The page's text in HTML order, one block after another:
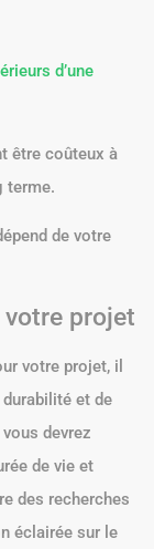
d’une
être coûteux à
terme.
de votre
projet
votre projet, il
et de
devrez
de vie et
des recherches
éclairée sur le